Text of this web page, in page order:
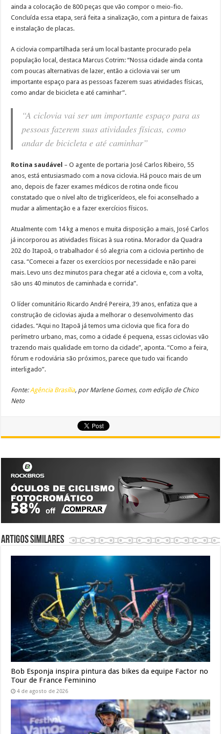
ainda a colocação de 800 peças que vão compor o meio-fio.
Concluída essa etapa, será feita a sinalização, com a pintura de faixas
e instalação de placas.
A ciclovia compartilhada será um local bastante procurado pela
população local, destaca Marcus Cotrim: “Nossa cidade ainda conta
com poucas alternativas de lazer, então a ciclovia vai ser um
importante espaço para as pessoas fazerem suas atividades físicas,
como andar de bicicleta e até caminhar”.
“A ciclovia vai ser um importante espaço para as
pessoas fazerem suas atividades físicas, como
andar de bicicleta e até caminhar”
Rotina saudável – O agente de portaria José Carlos Ribeiro, 55
anos, está entusiasmado com a nova ciclovia. Há pouco mais de um
ano, depois de fazer exames médicos de rotina onde ficou
constatado que o nível alto de triglicerídeos, ele foi aconselhado a
mudar a alimentação e a fazer exercícios físicos.
Atualmente com 14 kg a menos e muita disposição a mais, José Carlos
já incorporou as atividades físicas à sua rotina. Morador da Quadra
202 do Itapoã, o trabalhador é só alegria com a ciclovia pertinho de
casa. “Comecei a fazer os exercícios por necessidade e não parei
mais. Levo uns dez minutos para chegar até a ciclovia e, com a volta,
são uns 40 minutos de caminhada e corrida”.
O líder comunitário Ricardo André Pereira, 39 anos, enfatiza que a
construção de ciclovias ajuda a melhorar o desenvolvimento das
cidades. “Aqui no Itapoã já temos uma ciclovia que fica fora do
perímetro urbano, mas, como a cidade é pequena, essas ciclovias vão
trazendo mais qualidade em torno da cidade”, aponta. “Como a feira,
fórum e rodoviária são próximos, parece que tudo vai ficando
interligado”.
Fonte:Agência Brasília, por Marlene Gomes, com edição de Chico
Neto
Artigos similares
Bob Esponja inspira pintura das bikes da equipe Factor no
Tour de France Feminino
4 de agosto de 2026